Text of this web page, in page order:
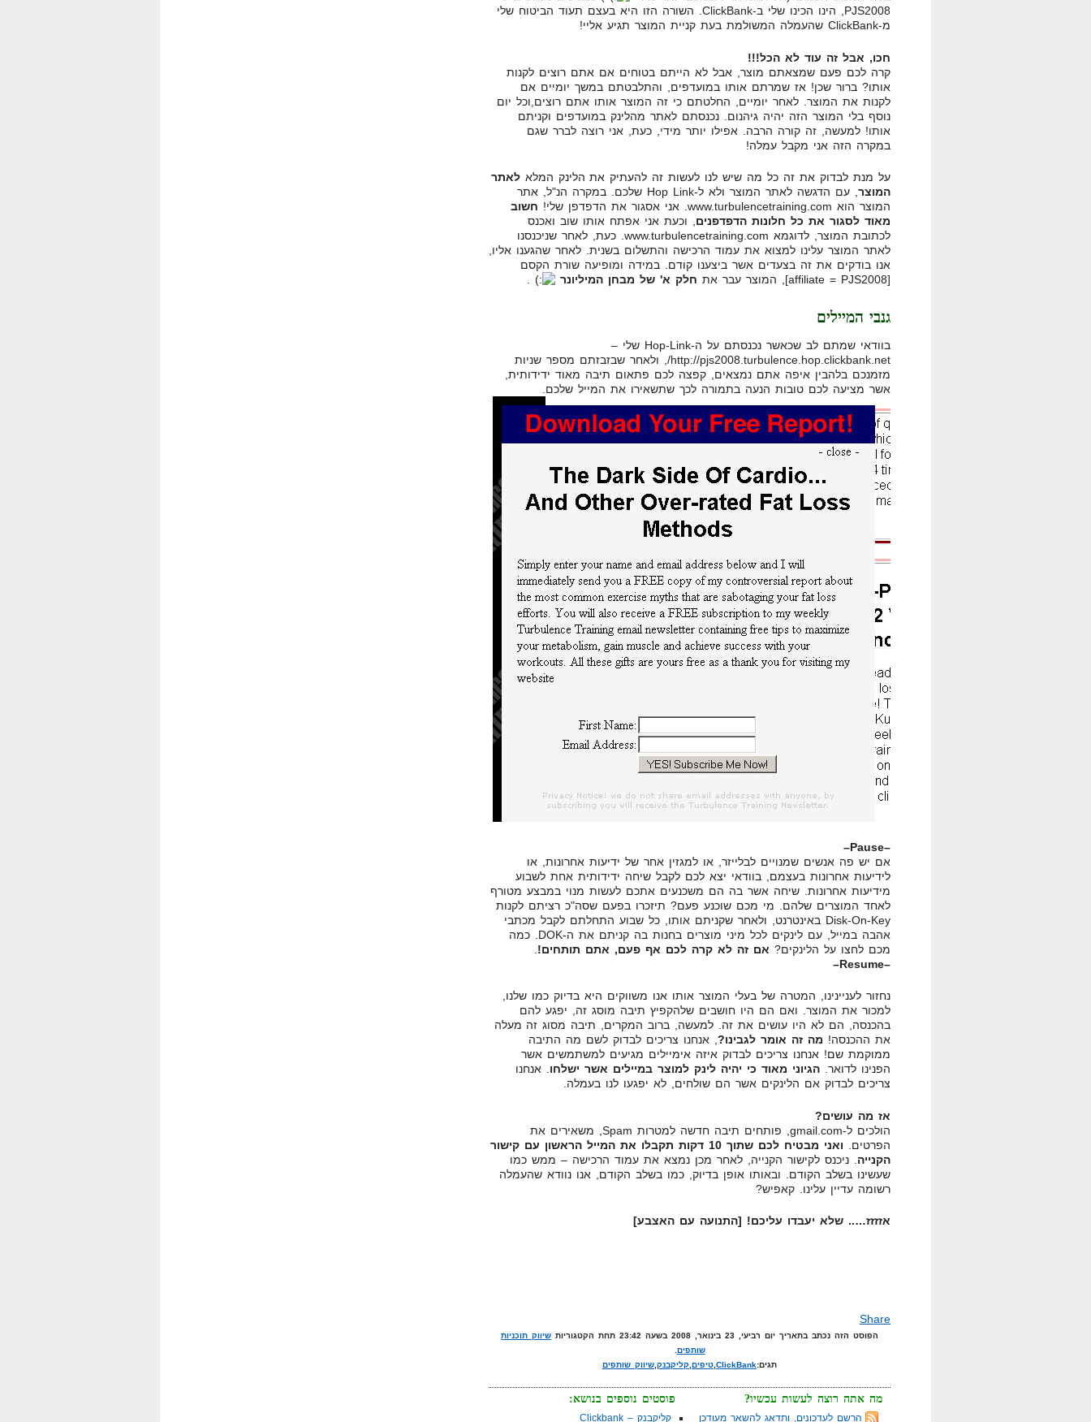
PJS2008, הינו הכינו שלי ב-ClickBank. השורה הזו היא בעצם תעוד הביטוח שלי
מ-ClickBank שהעמלה המשולמת בעת קניית המוצר תגיע אליי!
חכו, אבל זה עוד לא הכל!!!
קרה לכם פעם שמצאתם מוצר, אבל לא הייתם בטוחים אם אתם רוצים לקנות
אותו? ברור שכן! אז שמרתם אותו במועדפים, והתלבטתם במשך יומיים אם
לקנות את המוצר. לאחר יומיים, החלטתם כי זה המוצר אותו אתם רוצים,וכל יום
נוסף בלי המוצר הזה יהיה גיהנום. נכנסתם לאתר מהלינק במועדפים וקניתם
אותו! למעשה, זה קורה הרבה. אפילו יותר מידי, כעת, אני רוצה לברר שגם
במקרה הזה אני מקבל עמלה!
על מנת לבדוק את זה כל מה שיש לנו לעשות זה להעתיק את הלינק המלאלאתר
המוצר
, עם הדגשה לאתר המוצר ולא ל-Hop Link שלכם. במקרה הנ"ל, אתר
המוצר הוא www.turbulencetraining.com. אני אסגור את הדפדפן שלי!
חשוב
מאוד לסגור את כל חלונות הדפדפנים, וכעת אני אפתח אותו שוב ואכנס
לכתובת המוצר, לדוגמא www.turbulencetraining.com. כעת, לאחר שניכנסנו
לאתר המוצר עלינו למצוא את עמוד הרכישה והתשלום בשנית. לאחר שהגענו אליו,
אנו בודקים את זה בצעדים אשר ביצענו קודם. במידה ומופיעה שורת הקסם
[affiliate = PJS2008], המוצר עבר את
חלק א' של מבחן המיליונר .
גנבי המיילים
בוודאי שמתם לב שכאשר נכנסתם על ה-Hop-Link שלי –
http://pjs2008.turbulence.hop.clickbank.net/, ולאחר שבזבזתם מספר שניות
מזמנכם בלהבין איפה אתם נמצאים, קפצה לכם פתאום תיבה מאוד ידידותית,
אשר מציעה לכם טובות הנעה בתמורה לכך שתשאירו את המייל שלכם.
–Pause–
אם יש פה אנשים שמנויים לבלייזר, או למגזין אחר של ידיעות אחרונות, או
לידיעות אחרונות בעצמם, בוודאי יצא לכם לקבל שיחה ידידותית אחת לשבוע
מידיעות אחרונות. שיחה אשר בה הם משכנעים אתכם לעשות מנוי במבצע מטורף
לאחד המוצרים שלהם. מי מכם שוכנע פעם? תיזכרו בפעם שסה"כ רציתם לקנות
Disk-On-Key באינטרנט, ולאחר שקניתם אותו, כל שבוע התחלתם לקבל מכתבי
אהבה במייל, עם לינקים לכל מיני מוצרים בחנות בה קניתם את ה-DOK. כמה
מכם לחצו על הלינקים? אם זה לא קרה לכם אף פעם, אתם תותחים!
–Resume–
נחזור לעניינינו, המטרה של בעלי המוצר אותו אנו משווקים היא בדיוק כמו שלנו,
למכור את המוצר. ואם הם היו חושבים שלהקפיץ תיבה מוסג זה, יפגע להם
בהכנסה, הם לא היו עושים את זה. למעשה, ברוב המקרים, תיבה מסוג זה מעלה
את ההכנסה! מה זה אומר לגבינו?, אנחנו צריכים לבדוק לשם מה התיבה
ממוקמת שם! אנחנו צריכים לבדוק איזה אימיילים מגיעים למשתמשים אשר
הפנינו לדואר. הגיוני מאוד כי יהיה לינק למוצר במיילים אשר ישלחו . אנחנו
צריכים לבדוק אם הלינקים אשר הם שולחים, לא יפגעו לנו בעמלה.
אז מה עושים?
הולכים ל-gmail.com, פותחים תיבה חדשה למטרות Spam, משאירים את
הפרטים.
ואני מבטיח לכם שתוך 10 דקות תקבלו את המייל הראשון עם קישור
הקנייה . ניכנס לקישור הקנייה, לאחר מכן נמצא את עמוד הרכישה – ממש כמו
שעשינו בשלב הקודם. ובאותו אופן בדיוק, כמו בשלב הקודם, אנו נוודא שהעמלה
רשומה עדיין עלינו. קאפיש?
אזזזז….. שלא יעבדו עליכם! [התנועה עם האצבע]
Share
הפוסט הזה נכתב בתאריך יום רביעי, 23 בינואר, 2008 בשעה 23:42 תחת הקטגוריות
שיווק תוכניות
שותפים.
תגים:ClickBank
,טיפים,קליקבנק,שיווק שותפים
פוסטים נוספים בנושא:
קליקבנק – Clickbank
מה אתה רוצה לעשות עכשיו?
הרשם לעדכונים, ותדאג להשאר מעודכן